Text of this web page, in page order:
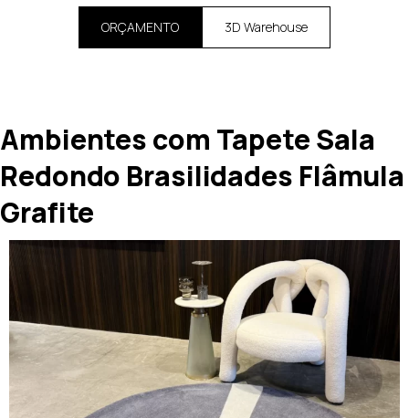
ORÇAMENTO 3D Warehouse
Ambientes com Tapete Sala
Redondo Brasilidades Flâmula
Grafite